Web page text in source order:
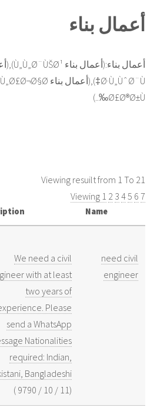
أعمال بناء
Ø£Ø®Ø±Ù‰..)
Viewing resuilt from 1 To 21
Viewing 1 2 3 45 6 7
Name
need civil
engineer
We need a civil
with at least
two years of
Please
send a WhatsApp
Nationalities
required: Indian,
Bangladeshi
(
11
/
10
/
9790
)